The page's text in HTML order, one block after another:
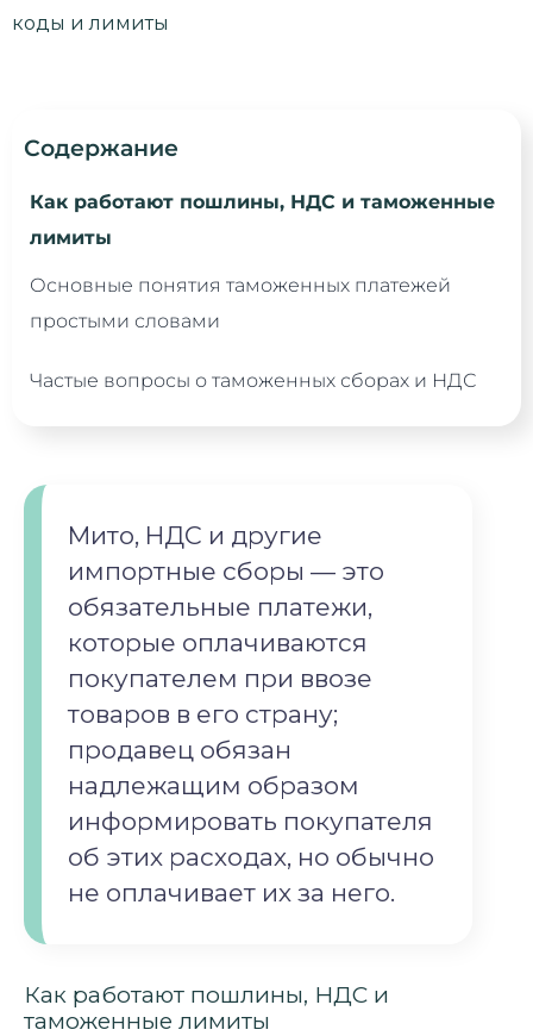
коды и лимиты
Содержание
Как работают пошлины, НДС и таможенные
лимиты
Основные понятия таможенных платежей
простыми словами
Частые вопросы о таможенных сборах и НДС
Мито, НДС и другие
импортные сборы — это
обязательные платежи,
которые оплачиваются
покупателем при ввозе
товаров в его страну;
продавец обязан
надлежащим образом
информировать покупателя
об этих расходах, но обычно
не оплачивает их за него.
Как работают пошлины, НДС и
таможенные лимиты